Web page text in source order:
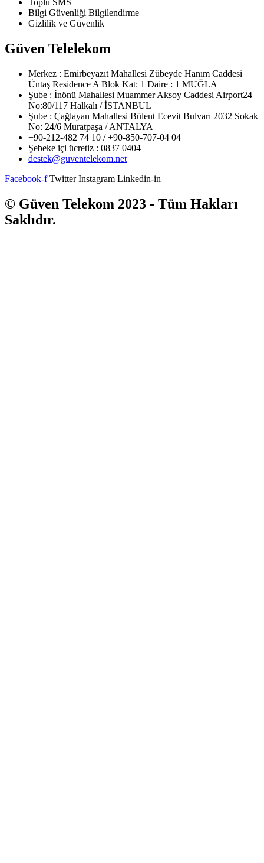
Toplu SMS
Bilgi Güvenliği Bilgilendirme
Gizlilik ve Güvenlik
Güven Telelekom
Merkez : Emirbeyazıt Mahallesi Zübeyde Hanım Caddesi
Üntaş Residence A Blok Kat: 1 Daire : 1 MUĞLA
Şube : İnönü Mahallesi Muammer Aksoy Caddesi Airport24
No:80/117 Halkalı / İSTANBUL
Şube : Çağlayan Mahallesi Bülent Ecevit Bulvarı 2032 Sokak
No: 24/6 Muratpaşa / ANTALYA
+90-212-482 74 10 / +90-850-707-04 04
Şebeke içi ücretiz : 0837 0404
destek@guventelekom.net
Facebook-f Twitter Instagram Linkedin-in
© Güven Telekom 2023 - Tüm Hakları
Saklıdır.